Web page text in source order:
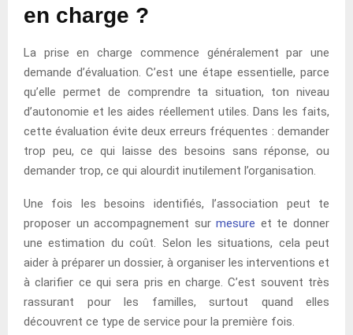
en charge ?
La prise en charge commence généralement par une
demande d’évaluation. C’est une étape essentielle, parce
qu’elle permet de comprendre ta situation, ton niveau
d’autonomie et les aides réellement utiles. Dans les faits,
cette évaluation évite deux erreurs fréquentes : demander
trop peu, ce qui laisse des besoins sans réponse, ou
demander trop, ce qui alourdit inutilement l’organisation.
Une fois les besoins identifiés, l’association peut te
proposer un accompagnement surmesure et te donner
une estimation du coût. Selon les situations, cela peut
aider à préparer un dossier, à organiser les interventions et
à clarifier ce qui sera pris en charge. C’est souvent très
rassurant pour les familles, surtout quand elles
découvrent ce type de service pour la première fois.